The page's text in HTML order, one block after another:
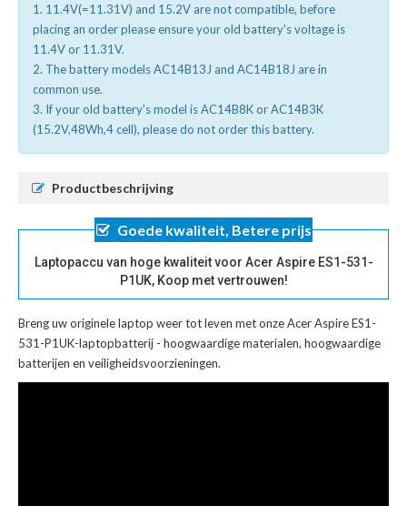
1. 11.4V(=11.31V) and 15.2V are not compatible, before
placing an order please ensure your old battery's voltage is
11.4V or 11.31V.
2. The battery models AC14B13J and AC14B18J are in
common use.
3. If your old battery's model is AC14B8K or AC14B3K
(15.2V,48Wh,4 cell), please do not order this battery.
Productbeschrijving
Goede kwaliteit, Betere prijs
Laptopaccu van hoge kwaliteit voor Acer Aspire ES1-531-
P1UK, Koop met vertrouwen!
Breng uw originele laptop weer tot leven met onzeAcer Aspire ES1-
531-P1UK-laptopbatterij - hoogwaardige materialen, hoogwaardige
batterijen en veiligheidsvoorzieningen.